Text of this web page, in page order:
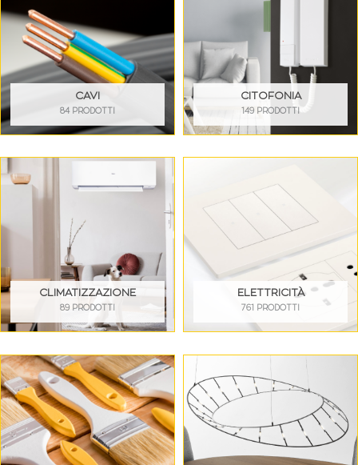
CAVI
84 PRODOTTI
CITOFONIA
149 PRODOTTI
CLIMATIZZAZIONE
89 PRODOTTI
ELETTRICITÀ
761 PRODOTTI